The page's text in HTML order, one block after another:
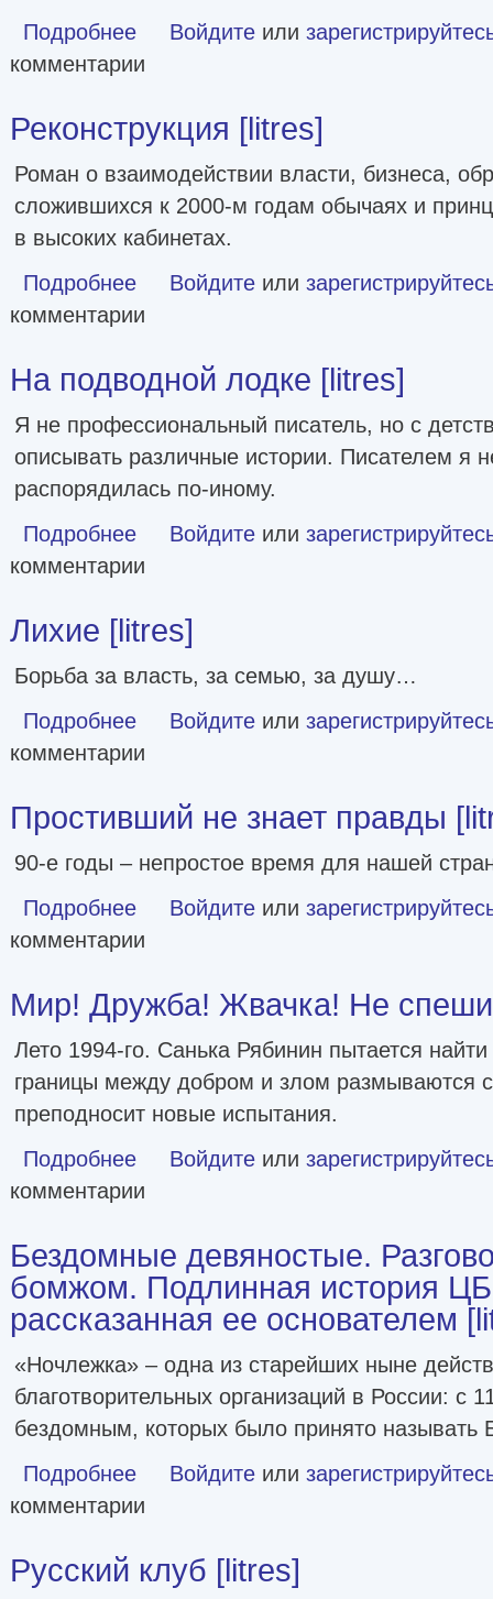
Подробнее о Рукопожатие Кирпича и другие свидетельства о
Войдите или
комментарии
Реконструкция [litres]
Роман о взаимодействии власти, бизнеса,
сложившихся к 2000-м годам обычаях и
в высоких кабинетах.
Подробнее о Реконструкция [litres]
Войдите или
комментарии
На подводной лодке [litres]
Я не профессиональный писатель, но с
описывать различные истории. Писателем я
распорядилась по-иному.
Подробнее о На подводной лодке [litres]
Войдите или
комментарии
Лихие [litres]
Борьба за власть, за семью, за душу…
Подробнее о Лихие [litres]
Войдите или
комментарии
Простивший не знает правды
90-е годы – непростое время для нашей
Подробнее о Простивший не знает правды [litres]
Войдите или
комментарии
Мир! Дружба! Жвачка! Не спеши
Лето 1994-го. Санька Рябинин пытается
границы между добром и злом размываются
преподносит новые испытания.
Подробнее о Мир! Дружба! Жвачка! Не спеши взрослеть [litres]
Войдите или
комментарии
Бездомные девяностые.
бомжом. Подлинная история
рассказанная ее основателем
«Ночлежка» – одна из старейших ныне
благотворительных организаций в России: с
бездомным, которых было принято
Подробнее о Бездомные девяностые. Разговор с великим
Войдите или
комментарии
Русский клуб [litres]